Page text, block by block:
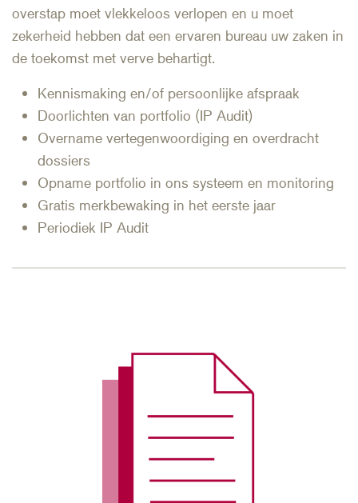
overstap moet vlekkeloos verlopen en u moet
zekerheid hebben dat een ervaren bureau uw zaken in
de toekomst met verve behartigt.
Kennismaking en/of persoonlijke afspraak
Doorlichten van portfolio (IP Audit)
Overname vertegenwoordiging en overdracht
dossiers
Opname portfolio in ons systeem en monitoring
Gratis merkbewaking in het eerste jaar
Periodiek IP Audit